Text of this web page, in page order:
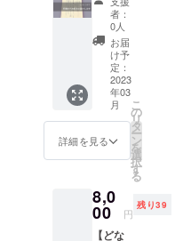
張イベ
ントの
際は必
ず使用
させて
いただ
きま
す。 ※
文字の
ほか、
です。
(公序良
俗に反
月前に
頂いた
メール
アドレ
スにご
案内を
します
ので、
その
メール
ださ
い。 場
動を応
援して
下さる
方へ 手
書きで
お礼の
カード
を送ら
せてい
ただき
ます。
ジです)
※寄附受
領証明
書（領
者：
0人
お届
け予
定：
2023
年03
月
詳細を見る
こ
の
リ
タ
ー
ン
を
選
択
す
る
8,0
00 円
残り39
【どな